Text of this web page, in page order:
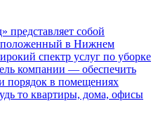
представляет собой
в Нижнем
спектр услуг по уборке
компании — обеспечить
порядок в помещениях
то квартиры, дома, офисы